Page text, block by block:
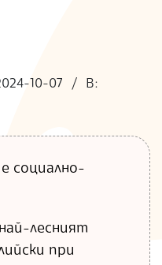
10-07
В:
социално-
лесният
при